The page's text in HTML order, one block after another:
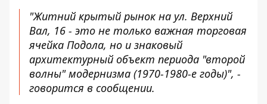
"Житний крытый рынок на ул. Верхний
Вал, 16 - это не только важная торговая
ячейка Подола, но и знаковый
архитектурный объект периода "второй
волны" модернизма (1970-1980-е годы)", -
говорится в сообщении.